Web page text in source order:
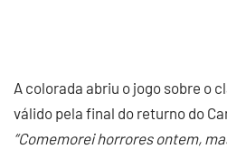
A colorada abriu o jogo sobre o
válido pela final do returno do
“Comemorei horrores ontem,